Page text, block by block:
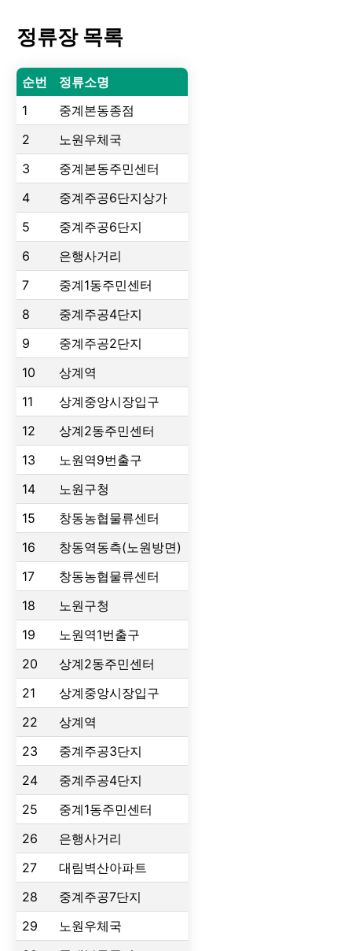
정류장 목록
순번
정류소명
1
중계본동종점
2
노원우체국
3
중계본동주민센터
4
중계주공6단지상가
5
중계주공6단지
6
은행사거리
7
중계1동주민센터
8
중계주공4단지
9
중계주공2단지
10
상계역
11
상계중앙시장입구
12
상계2동주민센터
13
노원역9번출구
14
노원구청
15
창동농협물류센터
16
창동역동측(노원방면)
17
창동농협물류센터
18
노원구청
19
노원역1번출구
20
상계2동주민센터
21
상계중앙시장입구
22
상계역
23
중계주공3단지
24
중계주공4단지
25
중계1동주민센터
26
은행사거리
27
대림벽산아파트
28
중계주공7단지
29
노원우체국